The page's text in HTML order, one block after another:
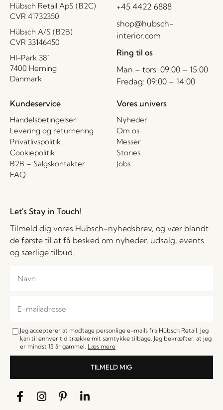
Hübsch Retail ApS (B2C)
CVR 41732350
Hübsch A/S (B2B)
CVR 33146450
HI-Park 381
7400 Herning
Danmark
+45 4422 6888
shop@hubsch-
interior.com
Ring til os
Man – tors: 09:00 – 15:00
Fredag: 09:00 – 14:00
Kundeservice
Handelsbetingelser
Levering og returnering
Privatlivspolitik
Cookiepolitik
B2B – Salgskontakter
FAQ
Vores univers
Nyheder
Om os
Messer
Stories
Jobs
Let's Stay in Touch!
Tilmeld dig vores Hübsch-nyhedsbrev, og vær blandt
de første til at få besked om nyheder, udsalg, events
og særlige tilbud.
Jeg accepterer at modtage personlige e-mails fra Hübsch Retail. Jeg
kan til enhver tid trække mit samtykke tilbage. Jeg bekræfter, at jeg
er mindst 15 år gammel. Læs mere
TILMELD MIG